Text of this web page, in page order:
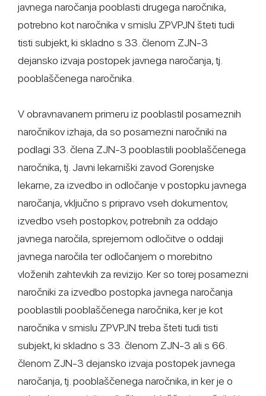
javnega naročanja pooblasti drugega naročnika,
potrebno kot naročnika v smislu ZPVPJN šteti tudi
tisti subjekt, ki skladno s 33. členom ZJN-3
dejansko izvaja postopek javnega naročanja, tj.
pooblaščenega naročnika.
V obravnavanem primeru iz pooblastil posameznih
naročnikov izhaja, da so posamezni naročniki na
podlagi 33. člena ZJN-3 pooblastili pooblaščenega
naročnika, tj. Javni lekarniški zavod Gorenjske
lekarne, za izvedbo in odločanje v postopku javnega
naročanja, vključno s pripravo vseh dokumentov,
izvedbo vseh postopkov, potrebnih za oddajo
javnega naročila, sprejemom odločitve o oddaji
javnega naročila ter odločanjem o morebitno
vloženih zahtevkih za revizijo. Ker so torej posamezni
naročniki za izvedbo postopka javnega naročanja
pooblastili pooblaščenega naročnika, ker je kot
naročnika v smislu ZPVPJN treba šteti tudi tisti
subjekt, ki skladno s 33. členom ZJN-3 ali s 66.
členom ZJN-3 dejansko izvaja postopek javnega
naročanja, tj. pooblaščenega naročnika, in ker je o